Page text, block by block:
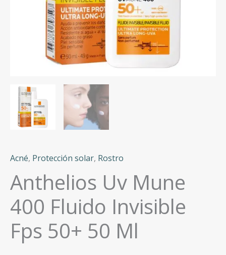
Acné, Protección solar, Rostro
Anthelios Uv Mune
400 Fluido Invisible
Fps 50+ 50 Ml